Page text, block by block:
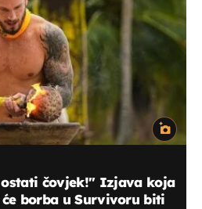
čovjek!'' Izjava koja
borba u Survivoru biti